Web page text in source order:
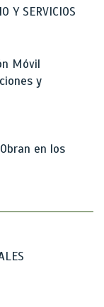
Y SERVICIOS
Móvil
y
en los